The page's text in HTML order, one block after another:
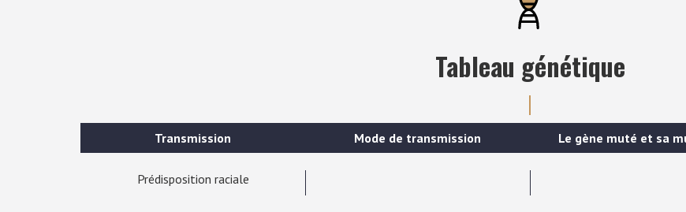
Tableau génétique
Transmission Mode de transmission Le gène muté et sa
Prédisposition raciale